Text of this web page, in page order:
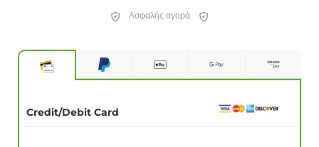
Ασφαλής αγορά
Credit/Debit Card